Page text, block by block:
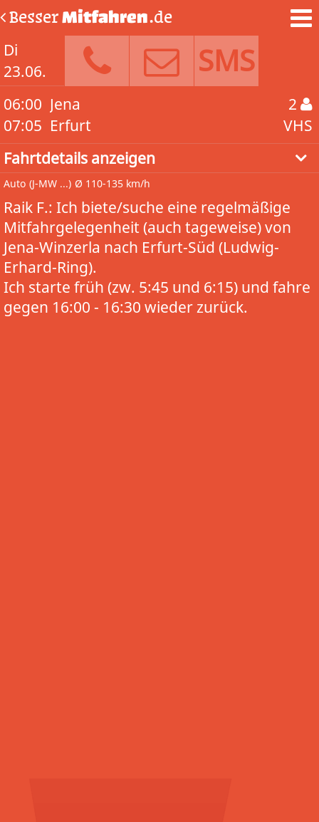
BesserMitfahren.de
Di
23.06.
SMS
06:00
07:05
Jena
Erfurt
2
VHS
Fahrtdetails anzeigen
Auto (J-MW ...) Ø 110-135 km/h
Raik F.: Ich biete/suche eine regelmäßige
Mitfahrgelegenheit (auch tageweise) von
Jena-Winzerla nach Erfurt-Süd (Ludwig-
Erhard-Ring).
Ich starte früh (zw. 5:45 und 6:15) und fahre
gegen 16:00 - 16:30 wieder zurück.